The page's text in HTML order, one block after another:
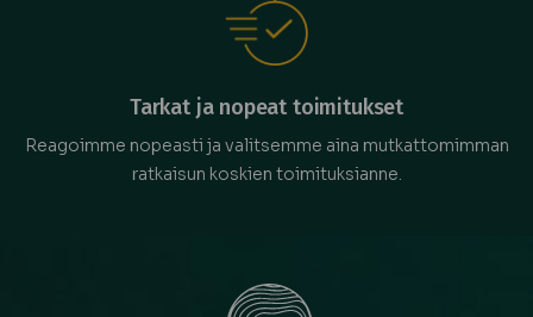
Tarkat ja nopeat toimitukset
Reagoimme nopeasti ja valitsemme aina mutkattomimman
ratkaisun koskien toimituksianne.